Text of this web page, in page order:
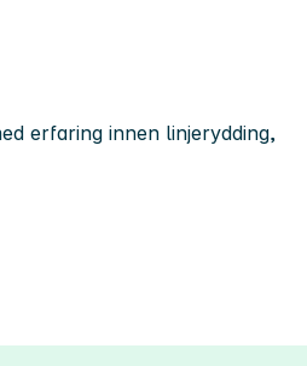
erfaring innen linjerydding,